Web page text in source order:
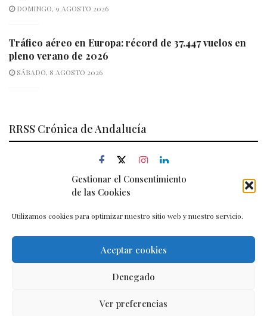
Gestionar el Consentimiento
de las Cookies
Utilizamos cookies para optimizar nuestro sitio web y nuestro servicio.
Aceptar cookies
Denegado
Ver preferencias
DOMINGO, 9 AGOSTO 2026
Tráfico aéreo en Europa: récord de 37.447 vuelos en
pleno verano de 2026
SÁBADO, 8 AGOSTO 2026
RRSS Crónica de Andalucía
Política de cookies